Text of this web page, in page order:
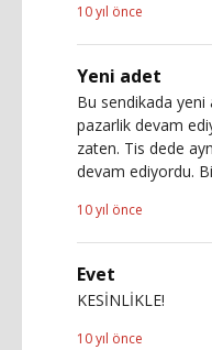
10 yıl önce
Yeni adet
Bu sendikada
pazarlik devam
zaten. Tis dede
devam ediyordu.
10 yıl önce
Evet
KESİNLİKLE!
10 yıl önce